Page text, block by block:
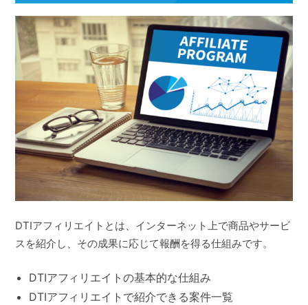
DTIアフィリエイトとは、インターネット上で商品やサービ
スを紹介し、その成果に応じて報酬を得る仕組みです。
DTIアフィリエイトの基本的な仕組み
DTIアフィリエイトで紹介できる案件一覧